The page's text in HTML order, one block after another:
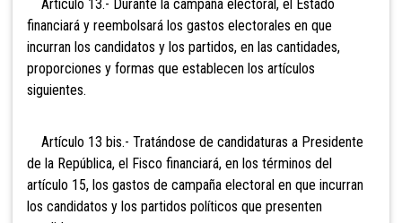
Artículo 13.- Durante la campaña electoral, el Estado
financiará y reembolsará los gastos electorales en que
incurran los candidatos y los partidos, en las cantidades,
proporciones y formas que establecen los artículos
siguientes.
Artículo 13 bis.- Tratándose de candidaturas a Presidente
de la República, el Fisco financiará, en los términos del
artículo 15, los gastos de campaña electoral en que incurran
los candidatos y los partidos políticos que presenten